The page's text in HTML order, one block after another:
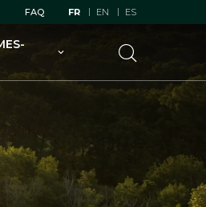
FAQ FR EN ES
DES
DES
DE GOLFS
FILIALES